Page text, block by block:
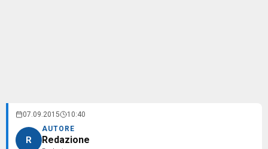
07.09.2015 10:40
R
AUTORE
Redazione